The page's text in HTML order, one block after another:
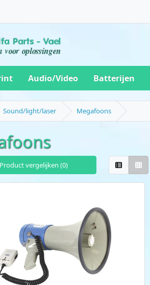
Audio/Video Batterijen
Sound/light/laser Megafoons
Product vergelijken (0)